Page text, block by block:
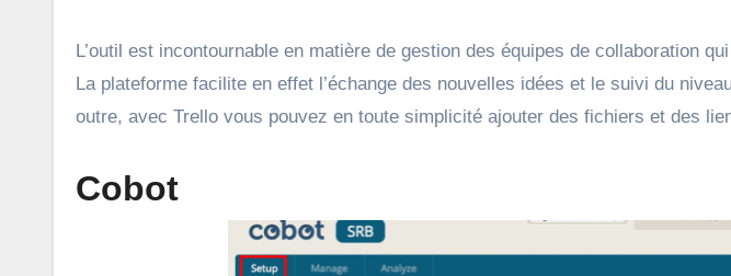
L’outil est incontournable en matière de gestion des équipes de collaboration
La plateforme facilite en effet l’échange des nouvelles idées et le suivi du
outre, avec Trello vous pouvez en toute simplicité ajouter des fichiers et des
Cobot